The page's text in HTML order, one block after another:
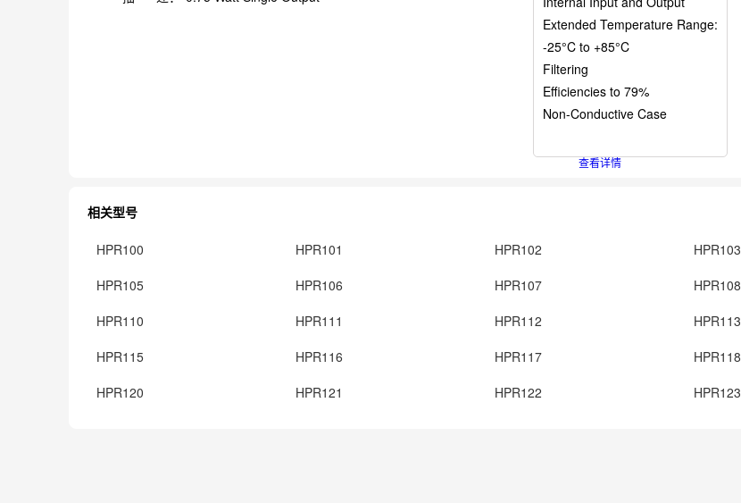
Extended Temperature Range:
-25°C to +85°C
Filtering
Efficiencies to 79%
Non-Conductive Case
查看详情
相关型号
HPR100 HPR101 HPR102 HPR103
HPR105
HPR106 HPR107 HPR108
HPR110
HPR111 HPR112 HPR113
HPR115
HPR116 HPR117 HPR118
HPR120
HPR121 HPR122 HPR123